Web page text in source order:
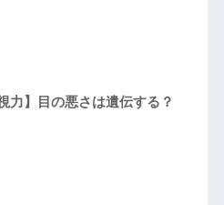
力】目の悪さは遺伝する？